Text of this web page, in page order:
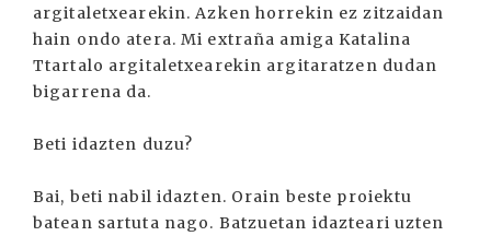
argitaletxearekin. Azken horrekin ez zitzaidan
hain ondo atera. Mi extraña amiga Katalina
Ttartalo argitaletxearekin argitaratzen dudan
bigarrena da.
Beti idazten duzu?
Bai, beti nabil idazten. Orain beste proiektu
batean sartuta nago. Batzuetan idazteari uzten